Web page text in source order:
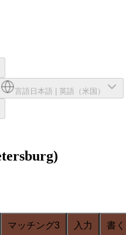
言語 日本語 英語（米国）
マッチング3 入力 書く